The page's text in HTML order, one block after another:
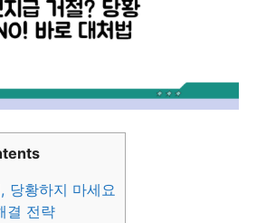
당황하지 마세요
결 전략